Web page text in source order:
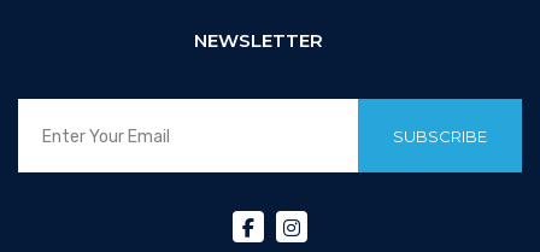
NEWSLETTER
SUBSCRIBE